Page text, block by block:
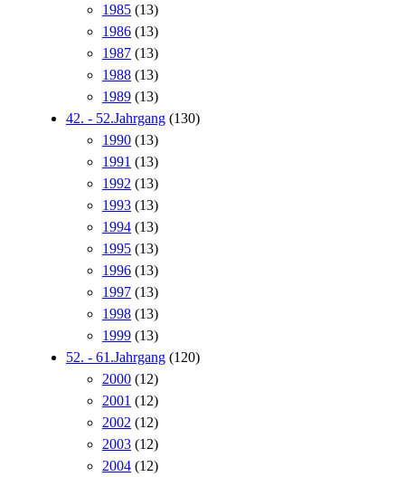
1985 (13)
1986 (13)
1987 (13)
1988 (13)
1989 (13)
42. - 52.Jahrgang (130)
1990 (13)
1991 (13)
1992 (13)
1993 (13)
1994 (13)
1995 (13)
1996 (13)
1997 (13)
1998 (13)
1999 (13)
52. - 61.Jahrgang (120)
2000 (12)
2001 (12)
2002 (12)
2003 (12)
2004 (12)